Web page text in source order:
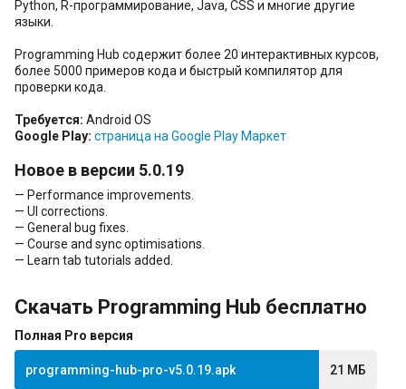
Python, R-программирование, Java, CSS и многие другие
языки.
Programming Hub содержит более 20 интерактивных курсов,
более 5000 примеров кода и быстрый компилятор для
проверки кода.
Требуется: Android OS
Google Play: страница на Google Play Маркет
Новое в версии 5.0.19
— Performance improvements.
— UI corrections.
— General bug fixes.
— Course and sync optimisations.
— Learn tab tutorials added.
Скачать Programming Hub бесплатно
Полная Pro версия
programming-hub-pro-v5.0.19.apk 21 МБ